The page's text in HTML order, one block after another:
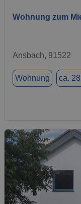
Wohnung zum
Ansbach, 91522
Wohnung ca.